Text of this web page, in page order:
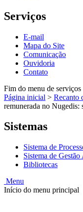
Serviços
E-mail
Mapa do Site
Comunicação
Ouvidoria
Contato
Fim do menu de serviços
Página inicial > Recanto
remunerada no Nugedis:
Sistemas
Sistema de
Sistema de Gestão
Bibliotecas
Menu
Início do menu principal